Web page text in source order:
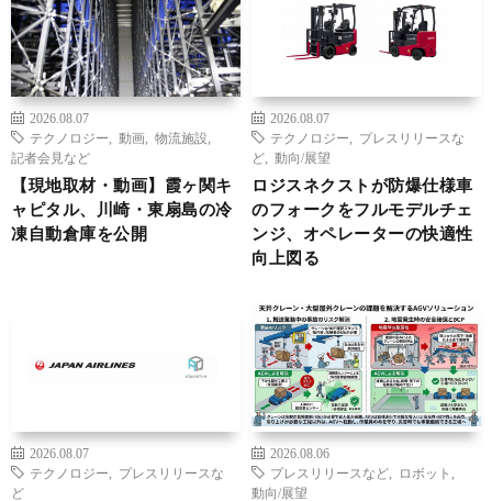
2026.08.07
テクノロジー
動画 物流施設
記者会見など
【現地取材・動画】霞ヶ関キ
ャピタル、川崎・東扇島の冷
凍自動倉庫を公開
2026.08.07
テクノロジー
プレスリリースな
ど
動向/展望
ロジスネクストが防爆仕様車
のフォークをフルモデルチェ
ンジ、オペレーターの快適性
向上図る
2026.08.07
テクノロジー
プレスリリースな
ど
2026.08.06
プレスリリースなど
ロボット
動向/展望